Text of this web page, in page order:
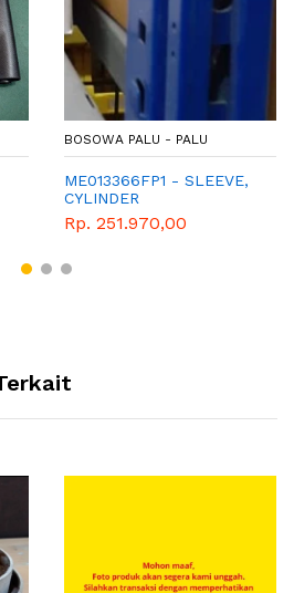
BOSOWA PALU - PALU
ME013366FP1 - SLEEVE,
CYLINDER
Rp. 251.970,00